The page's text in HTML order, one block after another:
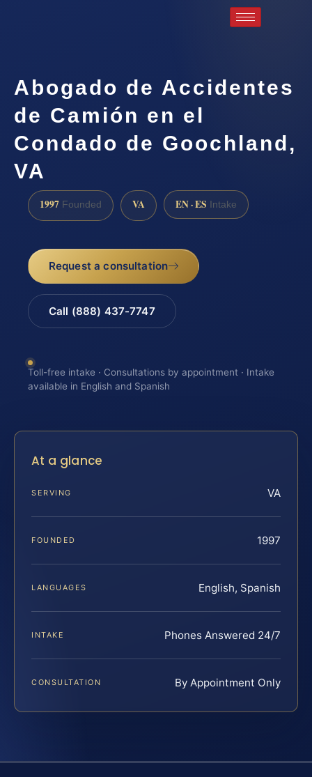
Abogado de Accidentes
de Camión en el
Condado de Goochland,
VA
1997 Founded VA EN · ES Intake
Request a consultation
Call (888) 437-7747
Toll-free intake · Consultations by appointment · Intake
available in English and Spanish
At a glance
SERVING VA
FOUNDED 1997
LANGUAGES English, Spanish
INTAKE Phones Answered 24/7
CONSULTATION By Appointment Only